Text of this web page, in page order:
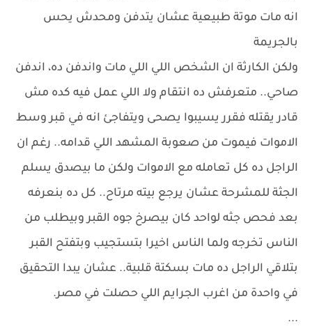
انه مات موتة طبيعية عشان يتدفن ومحدش يحس
بالجريمة
ولكن الكارثة ان الشخص اللي اللي مات واندفن ده، اندفن
صاحي.. متعرفش ده انتقام ولا اللي عمل فيه كده مش
قادر يقتله فقرر يسيبوا يصحى ويتفاجئ انه في قبر وسط
الاموات فيموت من صعوبة المشهد اللي قدامه.. رغم ان
الراجل ده كل تعامله مع الاموات ولكن ما بيصدق يسلم
الجثة للمشرحة عشان يرجع بيته مرتاح.. كل ده بنعرفه
بعد فحص جثه لواحد كان بيصرخ جوه القبر وبيطلب من
الناس تخرجه ولما الناس اخيرا بتستجيب وبتفتح القبر
بتلاقي الراجل ده مات بسكتة قلبية.. عشان يبدا التحقيق
في واحدة من اغرب الجرايم اللي حصلت في مصر.
...